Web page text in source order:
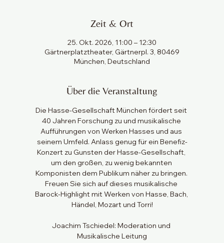
Zeit & Ort
25. Okt. 2026, 11:00 – 12:30
Gärtnerplatztheater, Gärtnerpl. 3, 80469
München, Deutschland
Über die Veranstaltung
Die Hasse-Gesellschaft München fördert seit
40 Jahren Forschung zu und musikalische
Aufführungen von Werken Hasses und aus
seinem Umfeld. Anlass genug für ein Benefiz-
Konzert zu Gunsten der Hasse-Gesellschaft,
um den großen, zu wenig bekannten
Komponisten dem Publikum näher zu bringen.
Freuen Sie sich auf dieses musikalische
Barock-Highlight mit Werken von Hasse, Bach,
Händel, Mozart und Torri!
Joachim Tschiedel: Moderation und
Musikalische Leitung